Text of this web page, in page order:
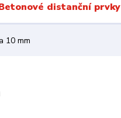
distanční prvky
10 mm